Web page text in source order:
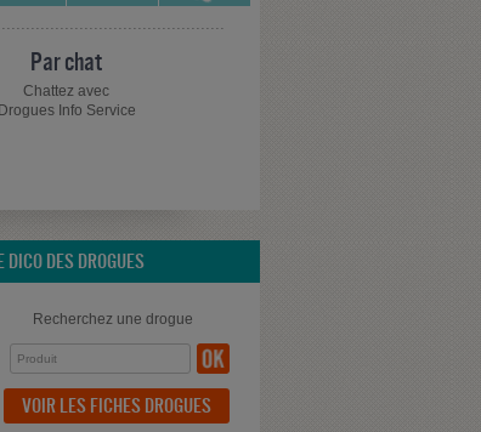
Par chat
Chattez avec
Drogues Info Service
DICO DES DROGUES
Recherchez une drogue
VOIR LES FICHES DROGUES